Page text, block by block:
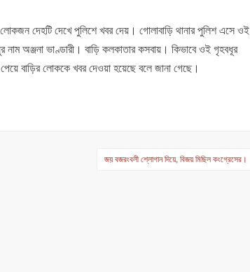
দেহটি দেখে পুলিশে খবর দেয়। গোলাবাড়ি থানার পুলিশ এসে ওই
অঞ্জনা ভাণ্ডারী। বাড়ি কলকাতার কসবায়। কিভাবে ওই গৃহবধূর
বাড়ির লোককে খবর দেওয়া হয়েছে বলে জানা গেছে।
জয় বজরংবলী শ্লোগান দিয়ে, বিজয় মিছিল কংগ্রেসের।